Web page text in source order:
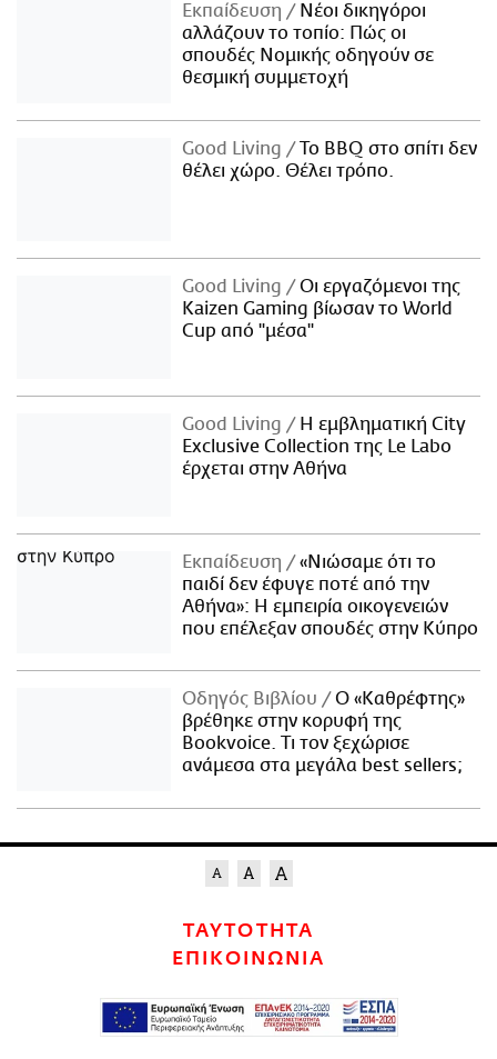
Εκπαίδευση
Νέοι δικηγόροι
αλλάζουν το τοπίο: Πώς οι
σπουδές Νομικής οδηγούν σε
θεσμική συμμετοχή
Good Living
Το BBQ στο σπίτι δεν
θέλει χώρο. Θέλει τρόπο.
Good Living
Οι εργαζόμενοι της
Kaizen Gaming βίωσαν το World
Cup από "μέσα"
Good Living
Η εμβληματική City
Exclusive Collection της Le Labo
έρχεται στην Αθήνα
Εκπαίδευση
«Νιώσαμε ότι το
παιδί δεν έφυγε ποτέ από την
Αθήνα»: Η εμπειρία οικογενειών
που επέλεξαν σπουδές στην Κύπρο
Οδηγός Βιβλίου
Ο «Καθρέφτης»
βρέθηκε στην κορυφή της
Bookvoice. Τι τον ξεχώρισε
ανάμεσα στα μεγάλα best sellers;
ΤΑΥΤΟΤΗΤΑ
ΕΠΙΚΟΙΝΩΝΙΑ